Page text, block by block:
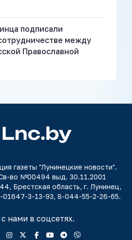
подписали
между
Православной
газеты "Лунинецкие новости".
во №00494 выд. 30.11.2001
Брестская область, г. Лунинец,
01647-3-13-93, 8-044-55-2-26-65.
нами в соцсетях.